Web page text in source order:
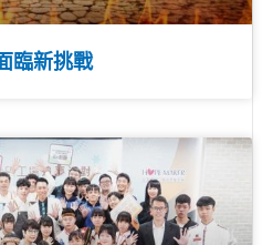
臨新挑戰